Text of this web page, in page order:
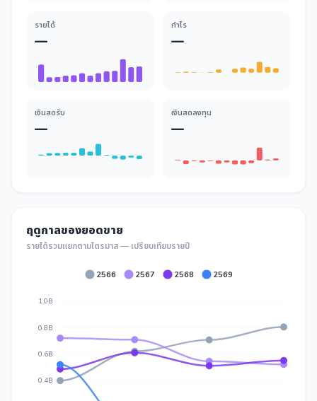
รายได้
—
กำไร
—
เงินสดรับ
—
เงินสดลงทุน
—
ฤดูกาลของยอดขาย
รายได้รวมแยกตามไตรมาส — เปรียบเทียบรายปี
2566 2567 2568 2569
1.0B
0.8B
0.6B
0.4B